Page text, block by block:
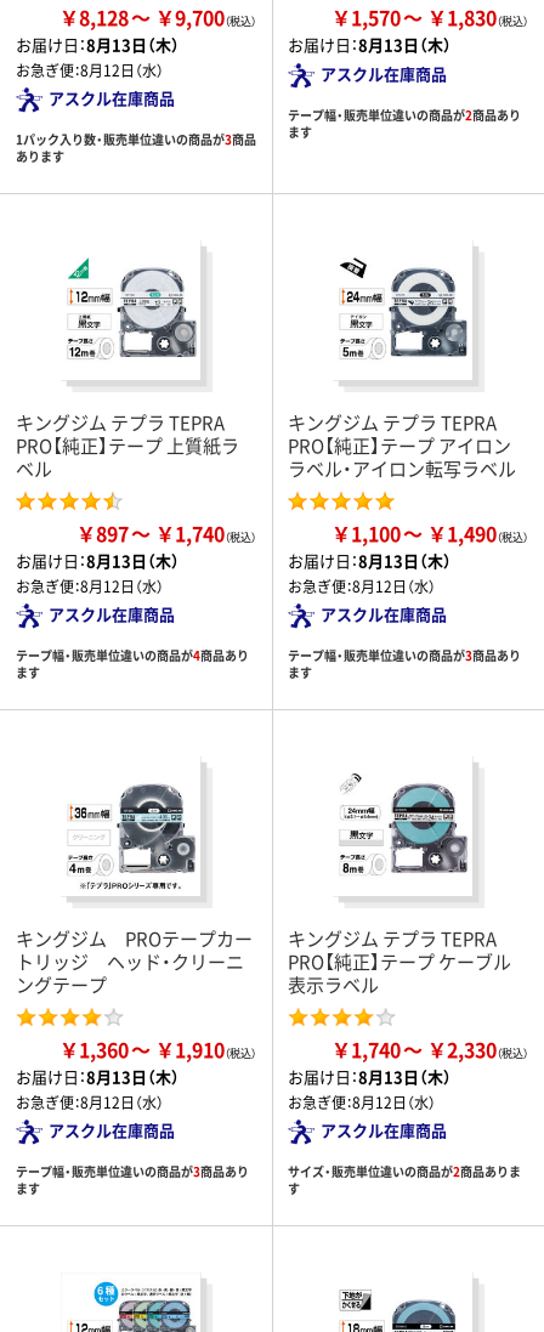
￥8,128 ￥9,700
お届け日：8月13日（木）
お急ぎ便：8月12日（水）
アスクル在庫商品
1パック入り数・販売単位違いの商品が3商品
あります
￥1,570 ￥1,830
お届け日：8月13日（木）
アスクル在庫商品
テープ幅・販売単位違いの商品が2商品あり
ます
キングジム テプラ TEPRA
PRO【純正】テープ 上質紙ラ
ベル
￥897 ￥1,740
お届け日：8月13日（木）
お急ぎ便：8月12日（水）
アスクル在庫商品
テープ幅・販売単位違いの商品が4商品あり
ます
キングジム テプラ TEPRA
PRO【純正】テープ アイロン
ラベル・アイロン転写ラベル
￥1,100 ￥1,490
お届け日：8月13日（木）
お急ぎ便：8月12日（水）
アスクル在庫商品
テープ幅・販売単位違いの商品が3商品あり
ます
キングジム PROテープカー
トリッジ ヘッド・クリーニ
ングテープ
￥1,360 ￥1,910
お届け日：8月13日（木）
お急ぎ便：8月12日（水）
アスクル在庫商品
テープ幅・販売単位違いの商品が3商品あり
ます
キングジム テプラ TEPRA
PRO【純正】テープ ケーブル
表示ラベル
￥1,740 ￥2,330
お届け日：8月13日（木）
お急ぎ便：8月12日（水）
アスクル在庫商品
サイズ・販売単位違いの商品が2商品ありま
す